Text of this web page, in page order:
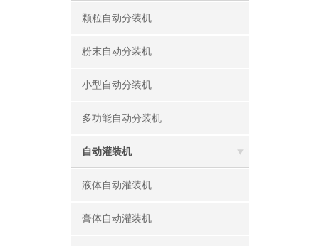
颗粒自动分装机
粉末自动分装机
小型自动分装机
多功能自动分装机
自动灌装机
液体自动灌装机
膏体自动灌装机